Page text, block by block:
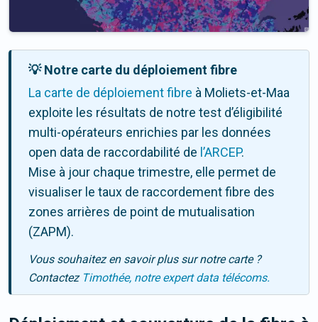
💡 Notre carte du déploiement fibre
La carte de déploiement fibre à Moliets-et-Maa
exploite les résultats de notre test d’éligibilité
multi-opérateurs enrichies par les données
open data de raccordabilité de l’ARCEP.
Mise à jour chaque trimestre, elle permet de
visualiser le taux de raccordement fibre des
zones arrières de point de mutualisation
(ZAPM).
Vous souhaitez en savoir plus sur notre carte ?
Contactez Timothée, notre expert data télécoms.